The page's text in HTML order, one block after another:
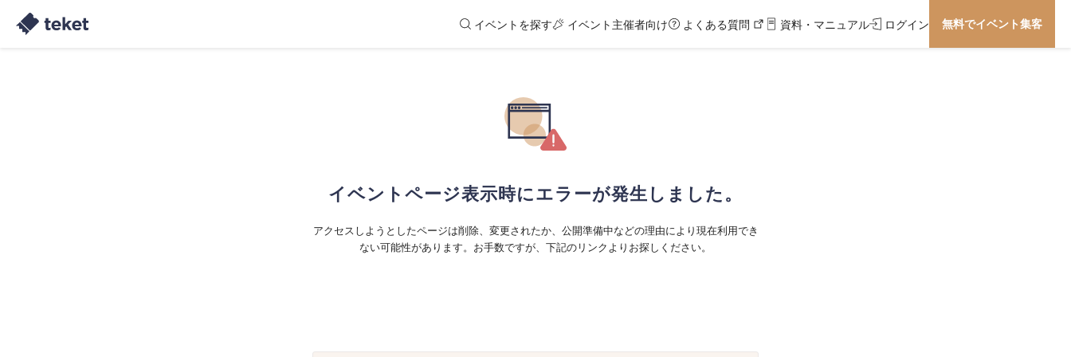
イベントを探す イベント主催者向け よくある質問 資料・マニュアル ログイン 無料でイベント集客
イベントページ表示時にエラーが発生しました。
アクセスしようとしたページは削除、変更されたか、公開準備中などの理由により現在利用でき
ない可能性があります。お手数ですが、下記のリンクよりお探しください。